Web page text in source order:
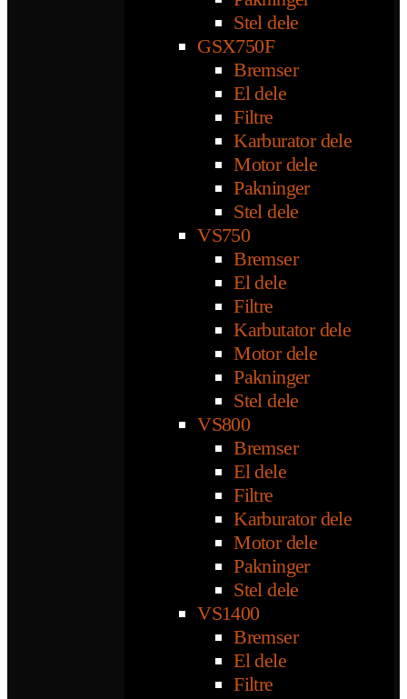
Stel dele
GSX750F
Bremser
El dele
Filtre
Karburator dele
Motor dele
Pakninger
Stel dele
VS750
Bremser
El dele
Filtre
Karbutator dele
Motor dele
Pakninger
Stel dele
VS800
Bremser
El dele
Filtre
Karburator dele
Motor dele
Pakninger
Stel dele
VS1400
Bremser
El dele
Filtre